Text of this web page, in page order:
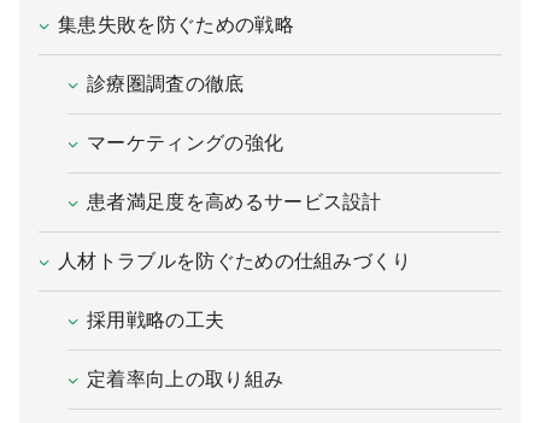
集患失敗を防ぐための戦略
診療圏調査の徹底
マーケティングの強化
患者満足度を高めるサービス設計
人材トラブルを防ぐための仕組みづくり
採用戦略の工夫
定着率向上の取り組み